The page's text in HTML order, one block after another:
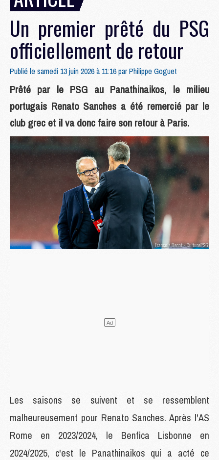
Un premier prêté du PSG
officiellement de retour
Publié le samedi 13 juin 2026 à 11:16 parPhilippe Goguet
Prêté par le PSG au Panathinaikos, le milieu
portugais Renato Sanches a été remercié par le
club grec et il va donc faire son retour à Paris.
Les saisons se suivent et se ressemblent
malheureusement pour Renato Sanches. Après l'AS
Rome en 2023/2024, le Benfica Lisbonne en
2024/2025, c'est le Panathinaikos qui a acté ce